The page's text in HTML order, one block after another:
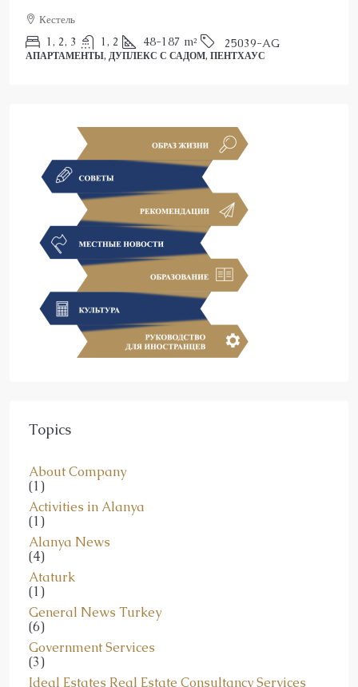
2
ПЕНТХАУС
(1)
Activities in Alanya
(1)
Alanya News
(4)
Ataturk
(1)
General News Turkey
(6)
Government Services
(3)
Ideal Estates Real Estate Consultancy Services
(4)